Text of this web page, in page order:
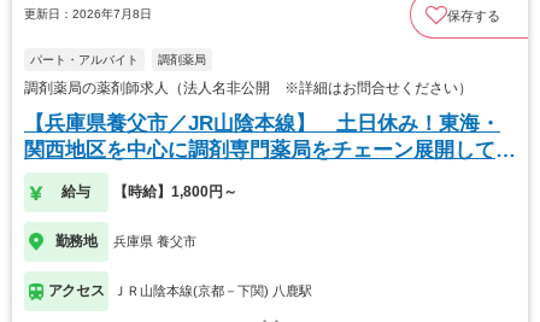
更新日：2026年7月8日 保存する
パート・アルバイト 調剤薬局
調剤薬局の薬剤師求人（法人名非公開 ※詳細はお問合せください）
【兵庫県養父市／JR山陰本線】 土日休み！東海・
関西地区を中心に調剤専門薬局をチェーン展開してい
ます
給与 【時給】1,800円～
勤務地 兵庫県 養父市
アクセス ＪＲ山陰本線(京都－下関) 八鹿駅